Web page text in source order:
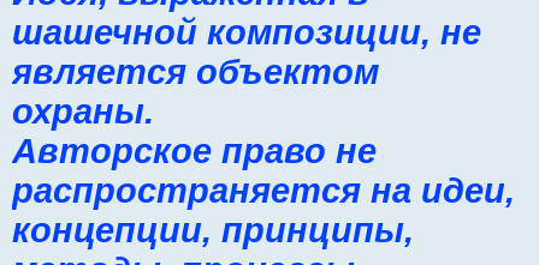
шашечной композиции, не
является объектом
охраны.
Авторское право не
распространяется на идеи,
концепции, принципы,